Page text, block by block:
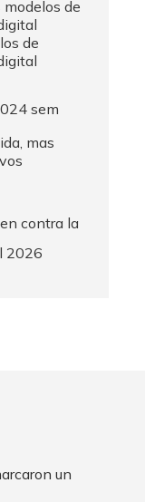
de
sem
mas
contra la
2026
un